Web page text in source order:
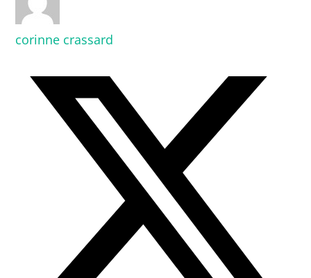
corinne crassard